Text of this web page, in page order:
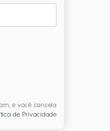
e você cancela
de Privacidade